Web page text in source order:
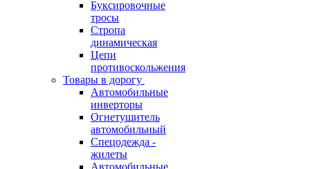
Буксировочные
тросы
Стропа
динамическая
Цепи
противоскольжения
Товары в дорогу
Автомобильные
инверторы
Огнетушитель
автомобильный
Спецодежда -
жилеты
Автомобильные